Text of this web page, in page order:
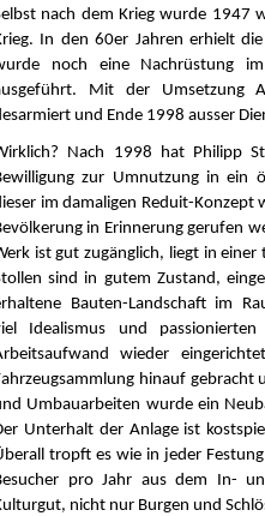
nach dem Krieg wurde 1947
In den 60er Jahren erhielt
noch eine Nachrüstung im
Mit der Umsetzung
und Ende 1998 ausser
Nach 1998 hat Philipp
zur Umnutzung in ein
im damaligen Reduit-Konzept
in Erinnerung gerufen
ist gut zugänglich, liegt in
sind in gutem Zustand,
Bauten-Landschaft im
Idealismus und
wieder
hinauf gebracht
Umbauarbeiten wurde ein
Unterhalt der Anlage ist
tropft es wie in jeder
pro Jahr aus dem In-
nicht nur Burgen und